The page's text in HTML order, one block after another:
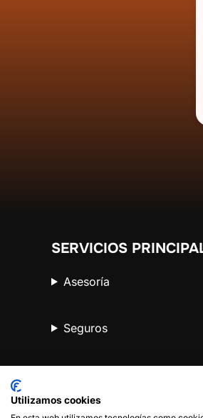
Utilizamos cookies
SERVICIOS
Asesoría
Seguros